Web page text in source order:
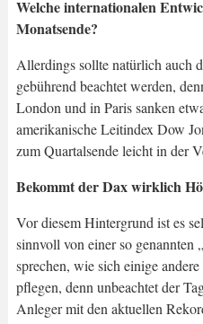
Welche internationalen
Monatsende?
Allerdings sollte natürlich auch
gebührend beachtet werden,
London und in Paris sanken
amerikanische Leitindex Dow
zum Quartalsende leicht in der
Bekommt der Dax wirklich
Vor diesem Hintergrund ist es
sinnvoll von einer so genannten „
sprechen, wie sich einige
pflegen, denn unbeachtet der
Anleger mit den aktuellen